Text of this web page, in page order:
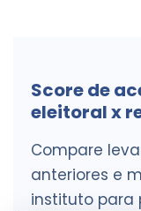
Score de
eleitoral x
Compare
anteriores e
instituto para